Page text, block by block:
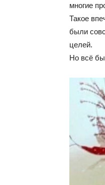
многие
Такое
были
целей.
Но всё бы